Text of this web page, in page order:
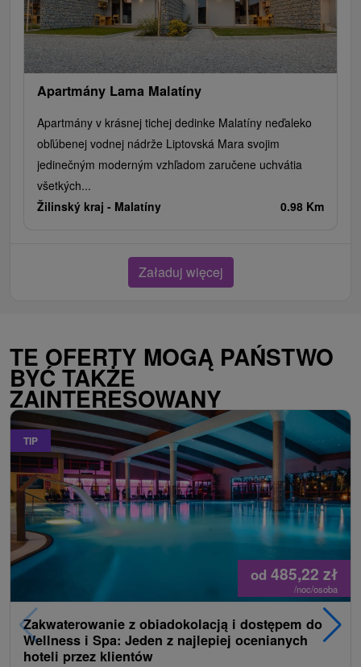
Apartmány Lama Malatíny
Apartmány v krásnej tichej dedinke Malatíny neďaleko
obľúbenej vodnej nádrže Liptovská Mara svojim
jedinečným moderným vzhľadom zaručene uchvátia
všetkých...
Žilinský kraj - Malatíny 0.98 Km
Załaduj więcej
TE OFERTY MOGĄ PAŃSTWO
BYĆ TAKŻE
ZAINTERESOWANY
TIP
od 485,22 zł
/noc/osoba
Zakwaterowanie z obiadokolacją i dostępem do
Wellness i Spa: Jeden z najlepiej ocenianych
hoteli przez klientów